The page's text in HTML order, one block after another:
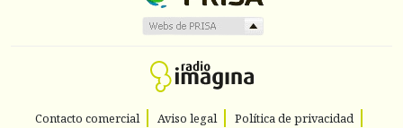
Contacto comercial Aviso legal
Política de privacidad